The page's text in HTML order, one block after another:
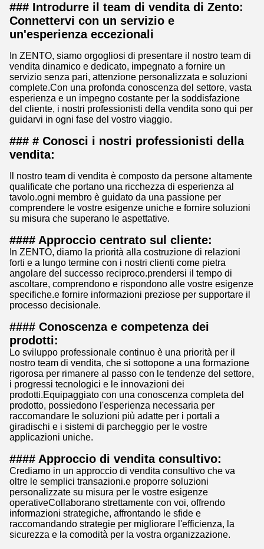
### Introdurre il team di vendita di Zento:
Connettervi con un servizio e
un'esperienza eccezionali
In ZENTO, siamo orgogliosi di presentare il nostro team di
vendita dinamico e dedicato, impegnato a fornire un
servizio senza pari, attenzione personalizzata e soluzioni
complete.Con una profonda conoscenza del settore, vasta
esperienza e un impegno costante per la soddisfazione
del cliente, i nostri professionisti della vendita sono qui per
guidarvi in ogni fase del vostro viaggio.
### # Conosci i nostri professionisti della
vendita:
Il nostro team di vendita è composto da persone altamente
qualificate che portano una ricchezza di esperienza al
tavolo.ogni membro è guidato da una passione per
comprendere le vostre esigenze uniche e fornire soluzioni
su misura che superano le aspettative.
#### Approccio centrato sul cliente:
In ZENTO, diamo la priorità alla costruzione di relazioni
forti e a lungo termine con i nostri clienti come pietra
angolare del successo reciproco.prendersi il tempo di
ascoltare, comprendono e rispondono alle vostre esigenze
specifiche.e fornire informazioni preziose per supportare il
processo decisionale.
#### Conoscenza e competenza dei
prodotti:
Lo sviluppo professionale continuo è una priorità per il
nostro team di vendita, che si sottopone a una formazione
rigorosa per rimanere al passo con le tendenze del settore,
i progressi tecnologici e le innovazioni dei
prodotti.Equipaggiato con una conoscenza completa del
prodotto, possiedono l'esperienza necessaria per
raccomandare le soluzioni più adatte per i portali a
giradischi e i sistemi di parcheggio per le vostre
applicazioni uniche.
#### Approccio di vendita consultivo:
Crediamo in un approccio di vendita consultivo che va
oltre le semplici transazioni.e proporre soluzioni
personalizzate su misura per le vostre esigenze
operativeCollaborano strettamente con voi, offrendo
informazioni strategiche, affrontando le sfide e
raccomandando strategie per migliorare l'efficienza, la
sicurezza e la comodità per la vostra organizzazione.